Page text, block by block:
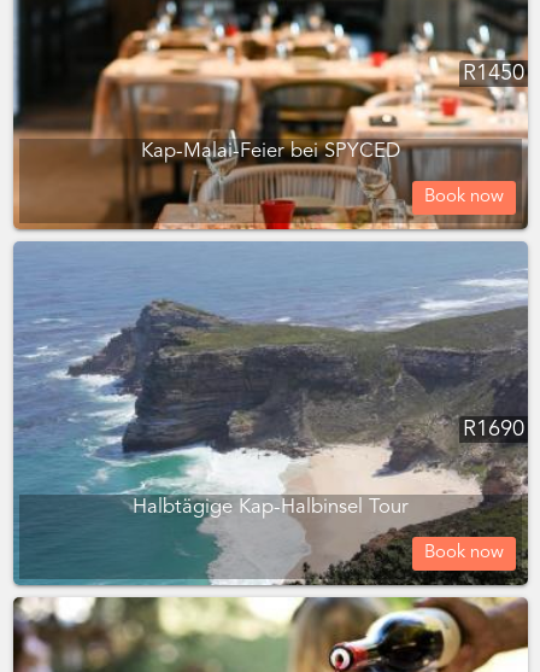
R1450
Kap-Malai-Feier bei SPYCED
Book now
R1690
Halbtägige Kap-Halbinsel Tour
Book now